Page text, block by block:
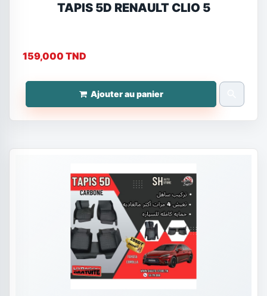
TAPIS 5D RENAULT CLIO 5
159,000 TND
Ajouter au panier